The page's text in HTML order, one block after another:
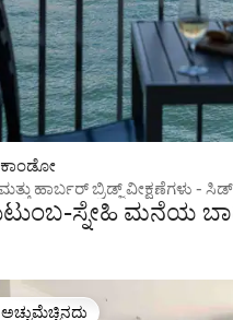
ಕಾಂಡೋ
ಹಾರ್ಬರ್ ಬ್ರಿಡ್ಜ್ ವೀಕ್ಷಣೆಗಳು -
ಸ್ನೇಹಿ ಮನೆಯ